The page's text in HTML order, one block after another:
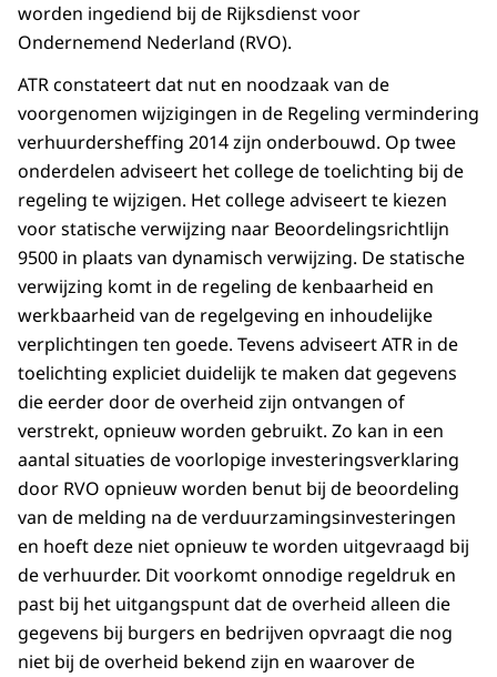
worden ingediend bij de Rijksdienst voor
Ondernemend Nederland (RVO).
ATR constateert dat nut en noodzaak van de
voorgenomen wijzigingen in de Regeling vermindering
verhuurdersheffing 2014 zijn onderbouwd. Op twee
onderdelen adviseert het college de toelichting bij de
regeling te wijzigen. Het college adviseert te kiezen
voor statische verwijzing naar Beoordelingsrichtlijn
9500 in plaats van dynamisch verwijzing. De statische
verwijzing komt in de regeling de kenbaarheid en
werkbaarheid van de regelgeving en inhoudelijke
verplichtingen ten goede. Tevens adviseert ATR in de
toelichting expliciet duidelijk te maken dat gegevens
die eerder door de overheid zijn ontvangen of
verstrekt, opnieuw worden gebruikt. Zo kan in een
aantal situaties de voorlopige investeringsverklaring
door RVO opnieuw worden benut bij de beoordeling
van de melding na de verduurzamingsinvesteringen
en hoeft deze niet opnieuw te worden uitgevraagd bij
de verhuurder. Dit voorkomt onnodige regeldruk en
past bij het uitgangspunt dat de overheid alleen die
gegevens bij burgers en bedrijven opvraagt die nog
niet bij de overheid bekend zijn en waarover de